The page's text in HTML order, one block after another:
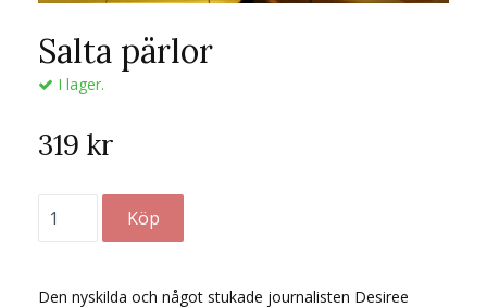
Salta pärlor
I lager.
319 kr
Den nyskilda och något stukade journalisten Desiree